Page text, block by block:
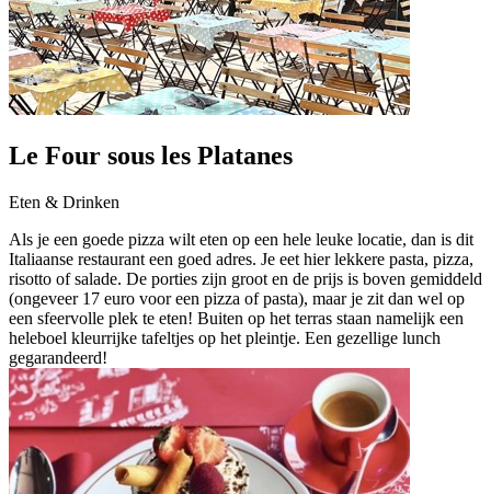
Le Four sous les Platanes
Eten & Drinken
Als je een goede pizza wilt eten op een hele leuke locatie, dan is dit
Italiaanse restaurant een goed adres. Je eet hier lekkere pasta, pizza,
risotto of salade. De porties zijn groot en de prijs is boven gemiddeld
(ongeveer 17 euro voor een pizza of pasta), maar je zit dan wel op
een sfeervolle plek te eten! Buiten op het terras staan namelijk een
heleboel kleurrijke tafeltjes op het pleintje. Een gezellige lunch
gegarandeerd!